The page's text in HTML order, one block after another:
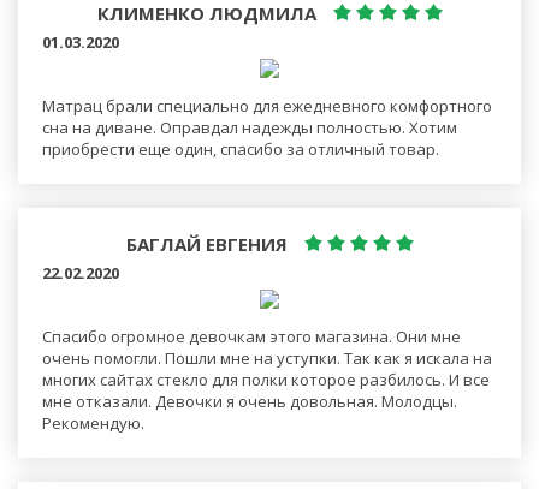
КЛИМЕНКО ЛЮДМИЛА
01.03.2020
Матрац брали специально для ежедневного комфортного
сна на диване. Оправдал надежды полностью. Хотим
приобрести еще один, спасибо за отличный товар.
БАГЛАЙ ЕВГЕНИЯ
22.02.2020
Спасибо огромное девочкам этого магазина. Они мне
очень помогли. Пошли мне на уступки. Так как я искала на
многих сайтах стекло для полки которое разбилось. И все
мне отказали. Девочки я очень довольная. Молодцы.
Рекомендую.